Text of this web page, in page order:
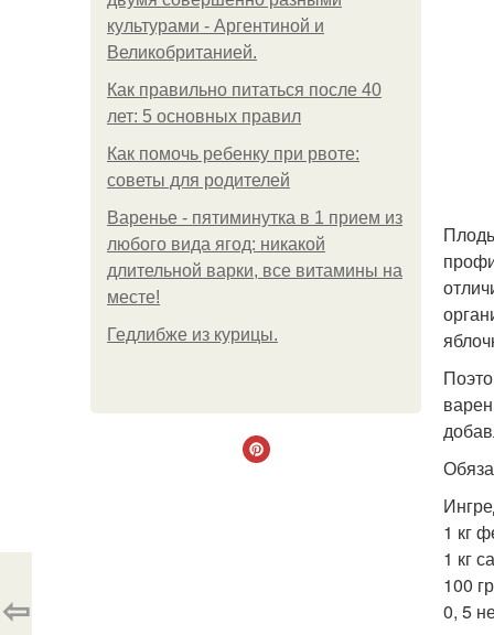
культурами - Аргентиной и
Великобританией.
Как правильно питаться после 40
лет: 5 основных правил
Как помочь ребенку при рвоте:
советы для родителей
Варенье - пятиминутка в 1 прием из
любого вида ягод: никакой
длительной варки, все витамины на
месте!
Гедлибже из курицы.
1 кг
1 кг
100
0, 5
⇦